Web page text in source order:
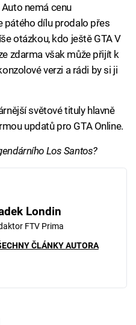
nemá cenu
pátého dílu prodalo přes
otázkou, kdo ještě GTA V
zdarma však může přijít k
verzi a rádi by si ji
světové tituly hlavně
updatů pro GTA Online.
Los Santos?
Londin
FTV Prima
ČLÁNKY AUTORA